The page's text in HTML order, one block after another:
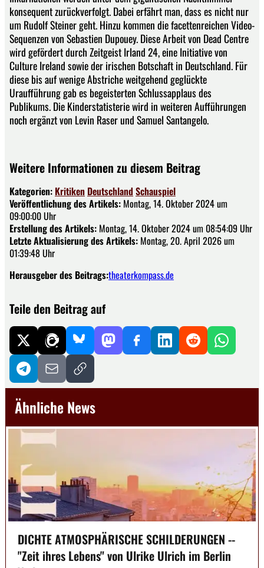
konsequent zurückverfolgt. Dabei erfährt man, dass es nicht nur
um Rudolf Steiner geht. Hinzu kommen die facettenreichen Video-
Sequenzen von Sebastien Dupouey. Diese Arbeit von Dead Centre
wird gefördert durch Zeitgeist Irland 24, eine Initiative von
Culture Ireland sowie der irischen Botschaft in Deutschland. Für
diese bis auf wenige Abstriche weitgehend geglückte
Uraufführung gab es begeisterten Schlussapplaus des
Publikums. Die Kinderstatisterie wird in weiteren Aufführungen
noch ergänzt von Levin Raser und Samuel Santangelo.
Weitere Informationen zu diesem Beitrag
Kategorien: Kritiken Deutschland Schauspiel
Veröffentlichung des Artikels: Montag, 14. Oktober 2024 um
09:00:00 Uhr
Erstellung des Artikels: Montag, 14. Oktober 2024 um 08:54:09 Uhr
Letzte Aktualisierung des Artikels: Montag, 20. April 2026 um
01:39:48 Uhr
Herausgeber des Beitrags:theaterkompass.de
Teile den Beitrag auf
Ähnliche News
DICHTE ATMOSPHÄRISCHE SCHILDERUNGEN --
"Zeit ihres Lebens" von Ulrike Ulrich im Berlin